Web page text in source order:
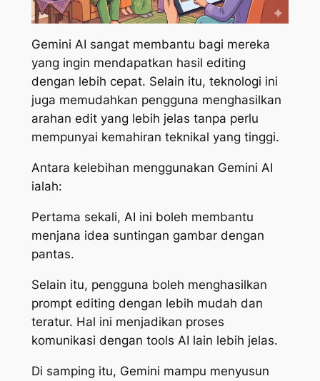
Gemini AI sangat membantu bagi mereka
yang ingin mendapatkan hasil editing
dengan lebih cepat. Selain itu, teknologi ini
juga memudahkan pengguna menghasilkan
arahan edit yang lebih jelas tanpa perlu
mempunyai kemahiran teknikal yang tinggi.
Antara kelebihan menggunakan Gemini AI
ialah:
Pertama sekali, AI ini boleh membantu
menjana idea suntingan gambar dengan
pantas.
Selain itu, pengguna boleh menghasilkan
prompt editing dengan lebih mudah dan
teratur. Hal ini menjadikan proses
komunikasi dengan tools AI lain lebih jelas.
Di samping itu, Gemini mampu menyusun